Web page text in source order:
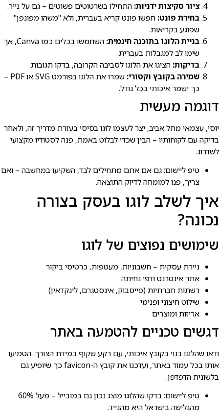
ציור סקיצות ידניות: התחילו בשרטוטים פשוטים – גם על נייר.
בחירת פונט: חפשו פונט קריא בעברית, ולא "משהו מפונפן"
שפוגע בקריאות.
בניית הלוגו בתוכנה חינמית:
השתמשו בכלים כמו Canva, אך
שימו לב למגבלות בעברית.
בדיקות: הציגו את הלוגו לסביבה הקרובה, בדקו תגובות.
שמירה בקובץ וקטורי:
שמרו את הלוגו בפורמט SVG או PDF –
כך ישמר איכותי בכל גודל.
דוגמה מעשית
יוסי, עצמאי מתל אביב, יצר לעצמו לוגו בסיסי בעזרת מדריך זה, ולאחר
בדיקה עם לקוחותיו – הבין שכדי לבלוט באמת, פנה לסטודיו מקצועי
לשדרוג.
טיפ ליישום: גם אם אתם מתחילים לבד, השקיעו במחשבה – ואם
צריך, פנו למומחה לדיוק התוצאה.
איך לשלב לוגו בעסק בצורה
נכונה?
שימושים נפוצים של לוגו
ניירת עסקית – חשבוניות, מעטפות, כרטיסי ביקור
אתר אינטרנט ודפי נחיתה
רשתות חברתיות (פייסבוק, אינסטגרם, לינקדאין)
שילוט חיצוני ופנימי
אריזות ומוצרים
דגשים טכניים להטמעה באתר
ודאו שהלוגו בנוי בקובץ איכותי, עם רקע שקוף במידת הצורך. הטמיעו
אותו בכל עמוד באתר, ועדכנו את קובץ ה-favicon כך שיופיע גם
בלשונית הדפדפן.
טיפ ליישום: בדקו שהלוגו מוצג נכון גם במובייל – מעל 60%
מהגלישה בישראל היא מהנייד.